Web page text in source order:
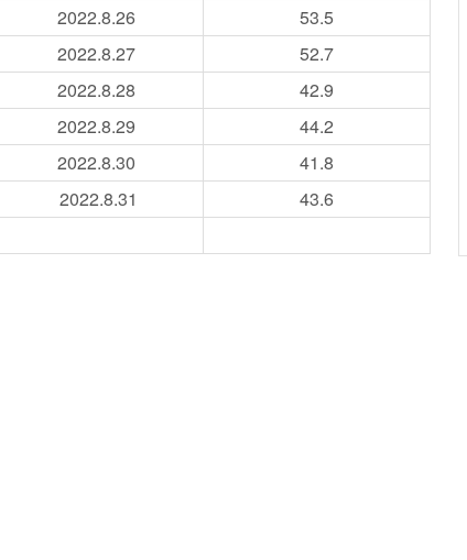
2022.8.26
53.5
2022.8.27
52.7
2022.8.28
42.9
2022.8.29
44.2
2022.8.30
41.8
2022.8.31
43.6